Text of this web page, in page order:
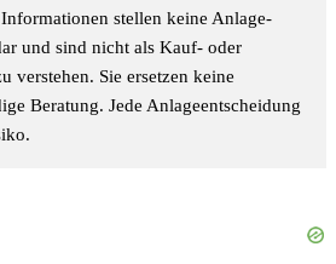
stellen keine Anlage-
und sind nicht als Kauf- oder
verstehen. Sie ersetzen keine
Beratung. Jede Anlageentscheidung